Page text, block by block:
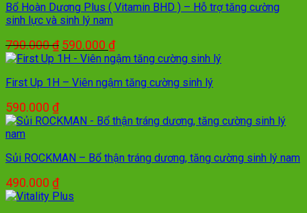
Bổ Hoàn Dương Plus ( Vitamin BHD ) – Hỗ trợ tăng cường
sinh lực và sinh lý nam
790.000₫ Giá
gốc
790.000 ₫.
590.000 ₫Giá
hiện
là:
First Up 1H – Viên ngậm tăng cường sinh lý
590.000 ₫
Sủi ROCKMAN – Bổ thận tráng dương, tăng cường sinh lý nam
490.000 ₫